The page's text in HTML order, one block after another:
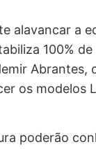
alavancar a
100%
Abrantes,
os modelos
poderão